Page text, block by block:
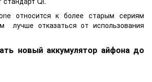
относится к более старым сериям
лучше отказаться от использования
новый аккумулятор айфона до